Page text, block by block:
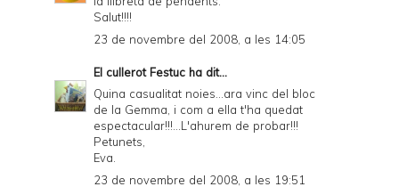
Salut!!!!
23 de novembre del 2008, a les 14:05
El cullerot Festuc ha dit...
Quina casualitat noies...ara vinc del bloc
de la Gemma, i com a ella t'ha quedat
espectacular!!!...L'ahurem de probar!!!
Petunets,
Eva.
23 de novembre del 2008, a les 19:51